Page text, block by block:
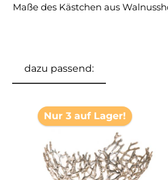
Maße des Kästchen aus
dazu passend:
Nur 3 auf Lager!